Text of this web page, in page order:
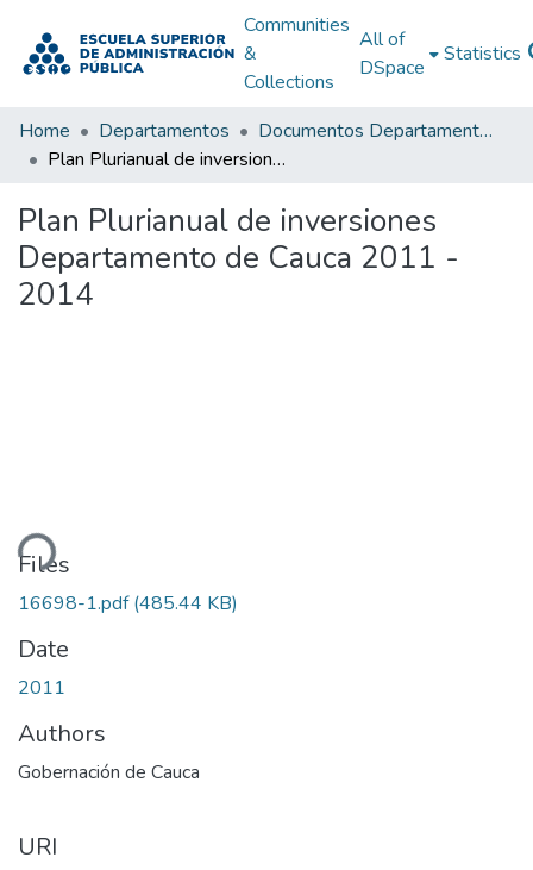
Communities
&
Collections
All of
DSpace
Statistics
Home Departamentos
Documentos Departamentales
Plan Plurianual de inversiones Departamento de Cauca 2011 - 2014
Plan Plurianual de inversiones
Departamento de Cauca 2011 -
2014
Files
16698-1.pdf(485.44 KB)
Date
2011
Authors
Gobernación de Cauca
URI